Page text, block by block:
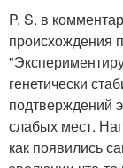
P. S. в
происхождения
генетически
подтверждений
слабых мест.
как появились